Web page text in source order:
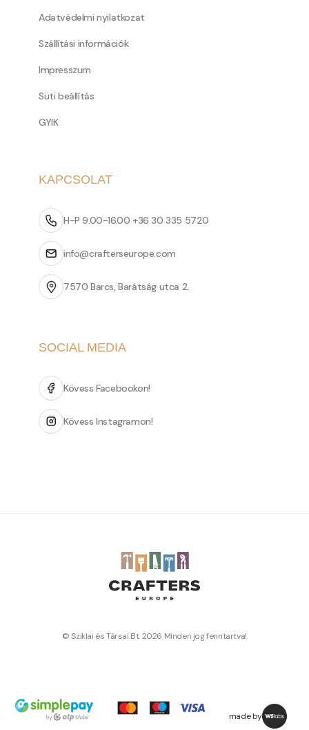
Adatvédelmi nyilatkozat
Szállítási információk
Impresszum
Süti beállítás
GYIK
KAPCSOLAT
H-P 9.00-16.00 +36 30 335 5720
info@crafterseurope.com
7570 Barcs, Barátság utca 2.
SOCIAL MEDIA
Kövess Facebookon!
Kövess Instagramon!
© Sziklai és Társai Bt. 2026 Minden jog fenntartva!
made by